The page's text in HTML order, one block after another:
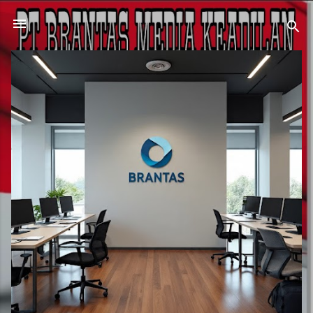
Langsung ke konten utama